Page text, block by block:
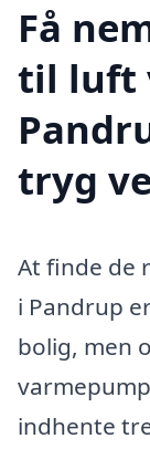
Få
til luft
tryg
At finde de
i Pandrup
bolig, men
indhente